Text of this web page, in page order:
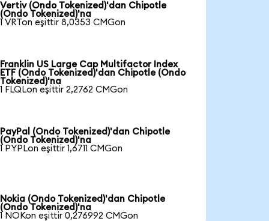
Vertiv (Ondo Tokenized)'dan Chipotle
(Ondo Tokenized)'na
1 VRTon eşittir 8,0353 CMGon
Franklin US Large Cap Multifactor Index
ETF (Ondo Tokenized)'dan Chipotle (Ondo
Tokenized)'na
1 FLQLon eşittir 2,2762 CMGon
PayPal (Ondo Tokenized)'dan Chipotle
(Ondo Tokenized)'na
1 PYPLon eşittir 1,6711 CMGon
Nokia (Ondo Tokenized)'dan Chipotle
(Ondo Tokenized)'na
1 NOKon eşittir 0,276992 CMGon